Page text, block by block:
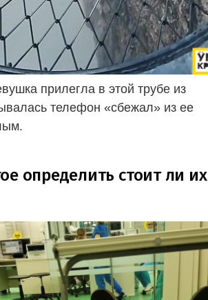
прилегла в этой трубе из
телефон «сбежал» из ее
определить стоит ли их